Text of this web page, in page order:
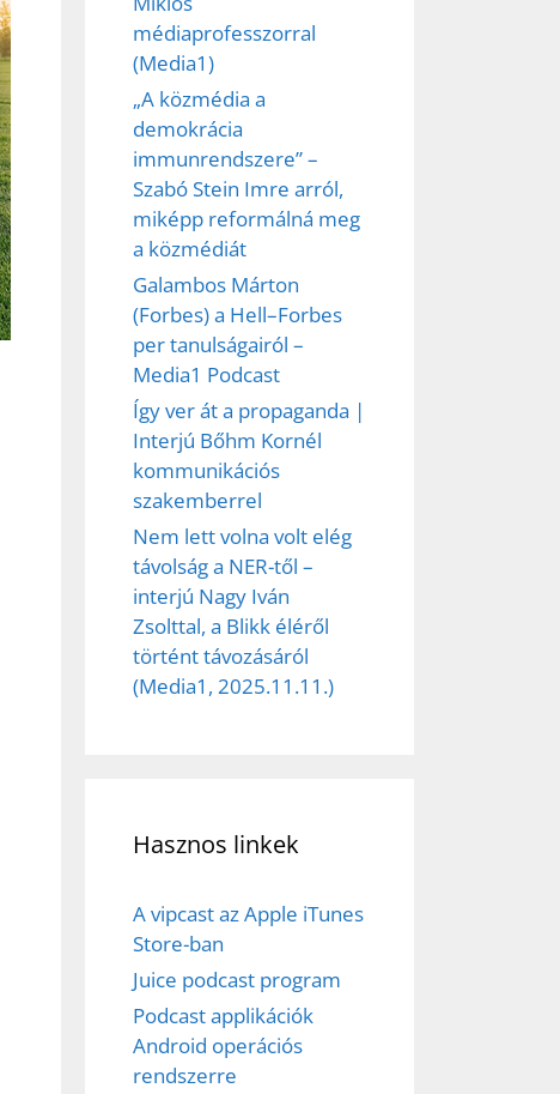
médiaprofesszorral
(Media1)
„A közmédia a
demokrácia
immunrendszere” –
Szabó Stein Imre arról,
miképp reformálná meg
a közmédiát
Galambos Márton
(Forbes) a Hell–Forbes
per tanulságairól –
Media1 Podcast
Így ver át a propaganda |
Interjú Bőhm Kornél
kommunikációs
szakemberrel
Nem lett volna volt elég
távolság a NER-től –
interjú Nagy Iván
Zsolttal, a Blikk éléről
történt távozásáról
(Media1, 2025.11.11.)
Hasznos linkek
A vipcast az Apple iTunes
Store-ban
Juice podcast program
Podcast applikációk
Android operációs
rendszerre